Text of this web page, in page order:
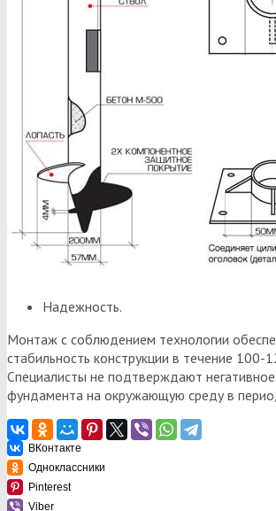
Надежность.
Монтаж с соблюдением технологии
стабильность конструкции в течение 100-
Специалисты не подтверждают
фундамента на окружающую среду в
ВКонтакте
Одноклассники
Pinterest
Viber